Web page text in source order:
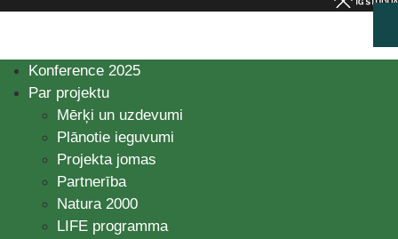
Konference 2025
Par projektu
Mērķi un uzdevumi
Plānotie ieguvumi
Projekta jomas
Partnerība
Natura 2000
LIFE programma